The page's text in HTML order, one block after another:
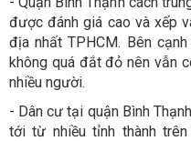
được đánh giá cao và xếp
địa nhất TPHCM. Bên
không quá đắt đỏ nên vẫn
nhiều người.
- Dân cư tại quận Bình
tới từ nhiều tỉnh thành